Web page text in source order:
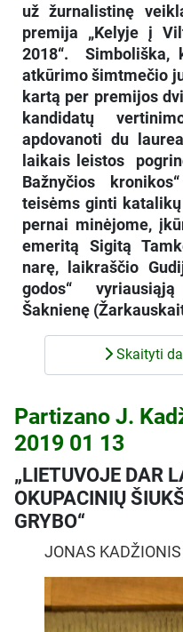
už žurnalistinę
premija „Kelyje į
2018“. Simboliška,
atkūrimo šimtmečio
kartą per premijos
kandidatų
apdovanoti du
laikais leistos
Bažnyčios
teisėms ginti
pernai minėjome,
emeritą Sigitą
narę, laikraščio
godos“
Šaknienę
Skaityti
Partizano J.
2019 01 13
„LIETUVOJE DAR
OKUPACINIŲ
GRYBO“
JONAS KADŽIONIS